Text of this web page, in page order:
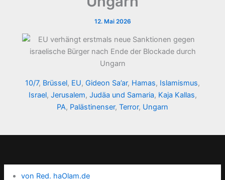
12. Mai 2026
10/7, Brüssel, EU, Gideon Sa’ar, Hamas, Islamismus,
Israel, Jerusalem, Judäa und Samaria, Kaja Kallas,
PA, Palästinenser, Terror, Ungarn
von Red. haOlam.de